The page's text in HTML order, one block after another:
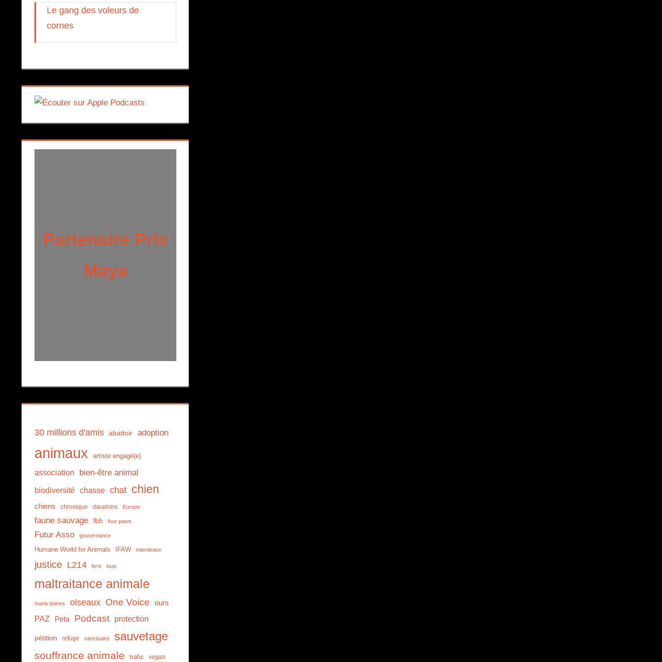
Le gang des voleurs de
cornes
Partenaire Prix
Maya
30 millions d'amis abattoir adoption
animaux artiste engagé(e)
association bien-être animal
biodiversité chasse chat chien
chiens chronique dauphins Europe
faune sauvage fbb four paws
Futur Asso gouvernance
Humane World for Animals IFAW interdiction
justice L214 livre loup
maltraitance animale
maria daines oiseaux One Voice ours
PAZ Peta Podcast protection
pétition refuge sanctuaire sauvetage
souffrance animale trafic vegan